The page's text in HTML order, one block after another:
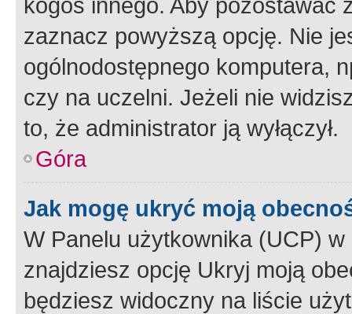
zaznacz powyższą opcję. Nie
ogólnodostępnego komputera,
czy na uczelni. Jeżeli nie
to, że administrator ją wyłączył.
Góra
Jak mogę ukryć moją
W Panelu użytkownika (UCP) w
znajdziesz opcję Ukryj moją
będziesz widoczny na liście